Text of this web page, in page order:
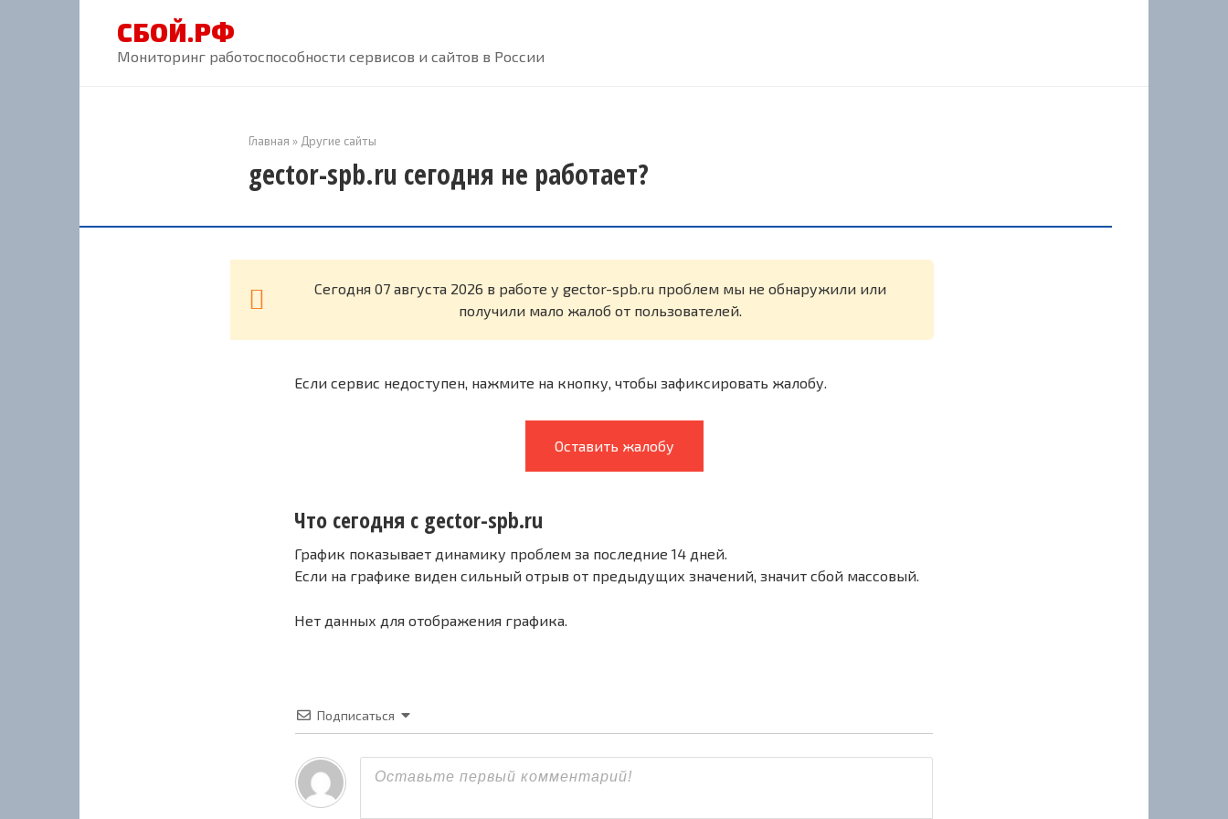
СБОЙ.РФ
Мониторинг работоспособности сервисов и сайтов в России
Главная » Другие сайты
gector-spb.ru сегодня не работает?
Cегодня 07 августа 2026 в работе у gector-spb.ru проблем мы не обнаружили или
получили мало жалоб от пользователей.
Если сервис недоступен, нажмите на кнопку, чтобы зафиксировать жалобу.
Оставить жалобу
Что сегодня с gector-spb.ru
График показывает динамику проблем за последние 14 дней.
Если на графике виден сильный отрыв от предыдущих значений, значит сбой массовый.
Нет данных для отображения графика.
Подписаться